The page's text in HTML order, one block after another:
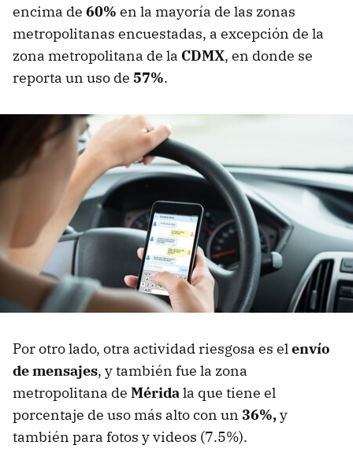
encima de 60% en la mayoría de las zonas
metropolitanas encuestadas, a excepción de la
zona metropolitana de la CDMX, en donde se
reporta un uso de 57%.
Por otro lado, otra actividad riesgosa es elenvío
de mensajes, y también fue la zona
metropolitana de Méridala que tiene el
porcentaje de uso más alto con un 36%,y
también para fotos y videos (7.5%).